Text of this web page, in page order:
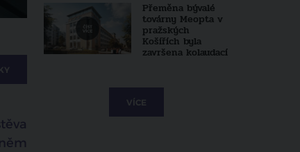
Přeměna bývalé
továrny Meopta v
pražských
Košířích byla
završena kolaudací
VÍCE